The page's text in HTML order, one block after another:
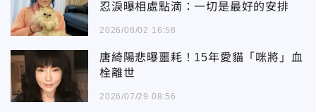
忍淚曝相處點滴：一切是最好的安排
2026/08/02 16:58
唐綺陽悲曝噩耗！15年愛貓「咪將」血
栓離世
2026/07/29 08:56